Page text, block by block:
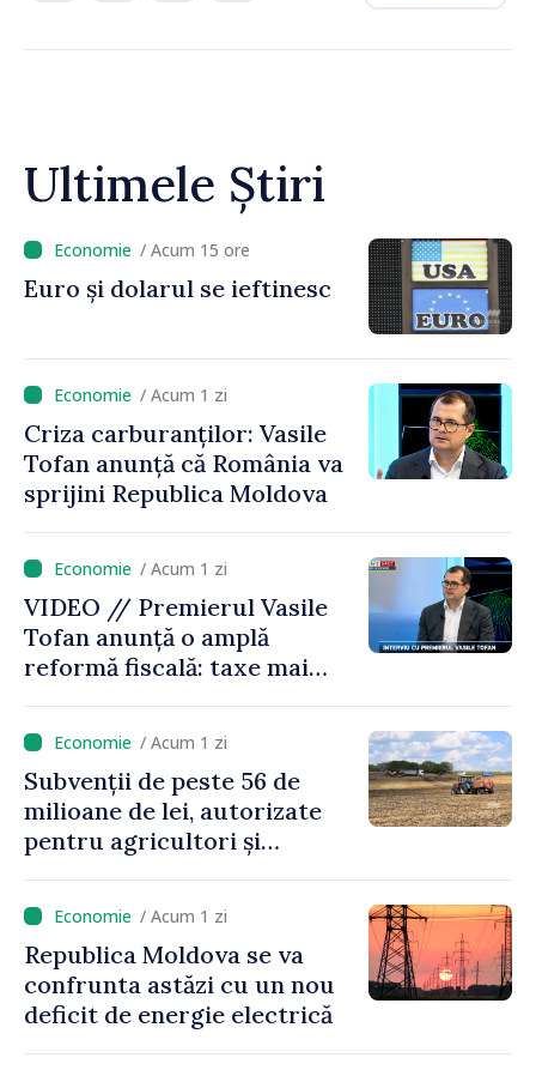
Ultimele Știri
/ Acum 15 ore
Euro și dolarul se ieftinesc
/ Acum 1 zi
Criza carburanților: Vasile
Tofan anunță că România va
sprijini Republica Moldova
/ Acum 1 zi
VIDEO // Premierul Vasile
Tofan anunță o amplă
reformă fiscală: taxe mai
mari pentru bănci, tutun și
jocurile de noroc
/ Acum 1 zi
Subvenții de peste 56 de
milioane de lei, autorizate
pentru agricultori și
rurală în luna iulie
/ Acum 1 zi
Republica Moldova se va
confrunta astăzi cu un nou
deficit de energie electrică